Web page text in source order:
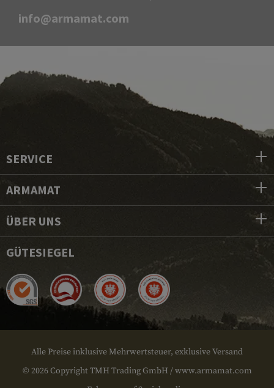
info@armamat.com
SERVICE
ARMAMAT
ÜBER UNS
GÜTESIEGEL
Alle Preise inklusive Mehrwertsteuer, exklusive Versand
© 2026 Copyright TMH Trading GmbH / www.armamat.com